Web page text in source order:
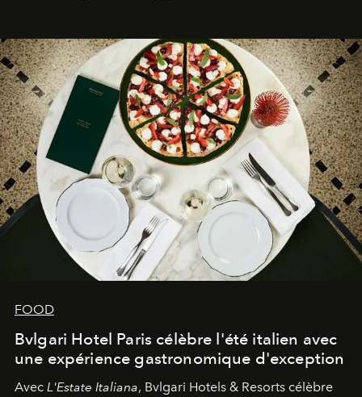
FOOD
Bvlgari Hotel Paris célèbre l'été italien avec
une expérience gastronomique d'exception
Avec L'Estate Italiana, Bvlgari Hotels & Resorts célèbre